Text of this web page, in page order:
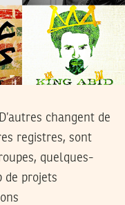
changent de
registres, sont
quelques-
de projets